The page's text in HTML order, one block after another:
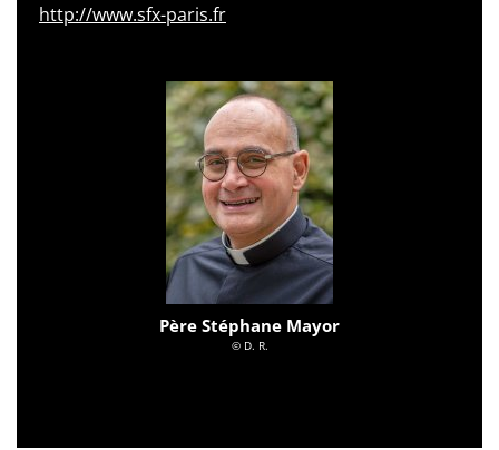
http://www.sfx-paris.fr
Père Stéphane Mayor
© D. R.